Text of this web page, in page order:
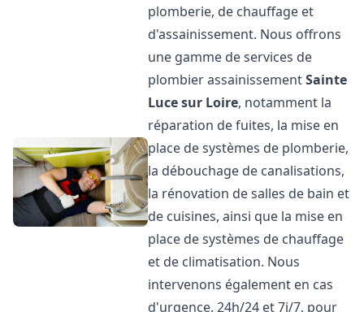
plomberie, de chauffage et
d'assainissement. Nous offrons
une gamme de services de
plombier assainissementSainte
Luce sur Loire, notamment la
réparation de fuites, la mise en
place de systèmes de plomberie,
la débouchage de canalisations,
la rénovation de salles de bain et
de cuisines, ainsi que la mise en
place de systèmes de chauffage
et de climatisation. Nous
intervenons également en cas
d'urgence, 24h/24 et 7j/7, pour